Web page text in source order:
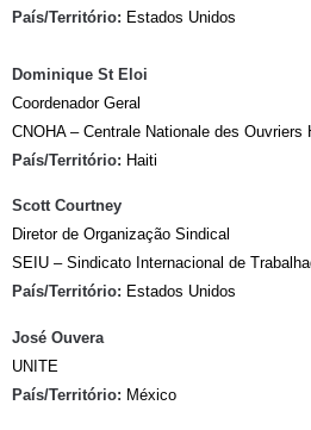
País/Território: Estados Unidos
Dominique St Eloi
Coordenador Geral
CNOHA – Centrale Nationale des Ouvriers
País/Território: Haiti
Scott Courtney
Diretor de Organização Sindical
SEIU – Sindicato Internacional de
País/Território: Estados Unidos
José Ouvera
UNITE
País/Território: México